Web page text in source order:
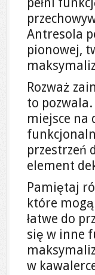
Antresola
pionowej,
Rozważ
to pozwala.
miejsce na
przestrzeń
element
Pamiętaj
które
łatwe do
się w inne
w